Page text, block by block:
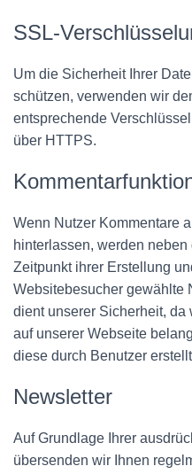
SSL-
Um die Sicherheit Ihrer
schützen, verwenden wir
entsprechende
über HTTPS.
Wenn Nutzer Kommentare
hinterlassen, werden
Zeitpunkt ihrer Erstellung
Websitebesucher gewählte
dient unserer Sicherheit,
auf unserer Webseite
diese durch Benutzer
Newsletter
Auf Grundlage Ihrer
übersenden wir Ihnen